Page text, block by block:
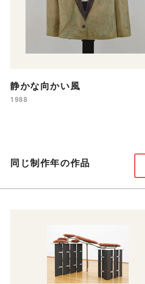
静かな向かい風
1988
同じ制作年の作品